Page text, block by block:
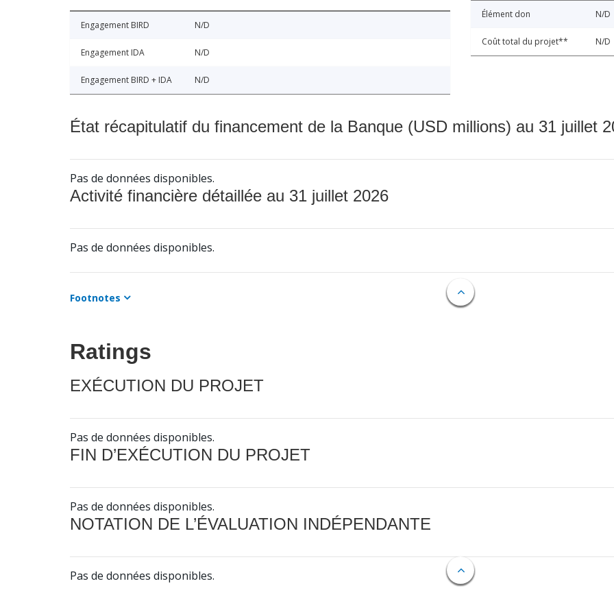
Engagement BIRD N/D
Engagement IDA N/D
Engagement BIRD + IDA N/D
Élément don N/D
Coût total du projet** N/D
État récapitulatif du financement de la Banque (USD millions) au 31 juillet
Pas de données disponibles.
Activité financière détaillée au 31 juillet 2026
Pas de données disponibles.
Footnotes
Ratings
EXÉCUTION DU PROJET
Pas de données disponibles.
FIN D’EXÉCUTION DU PROJET
Pas de données disponibles.
NOTATION DE L’ÉVALUATION INDÉPENDANTE
Pas de données disponibles.